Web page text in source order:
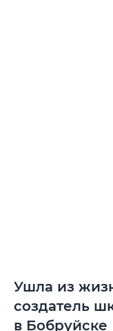
Ушла из
создатель
в Бобруйске